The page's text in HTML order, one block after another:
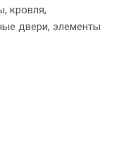
кровля,
двери, элементы